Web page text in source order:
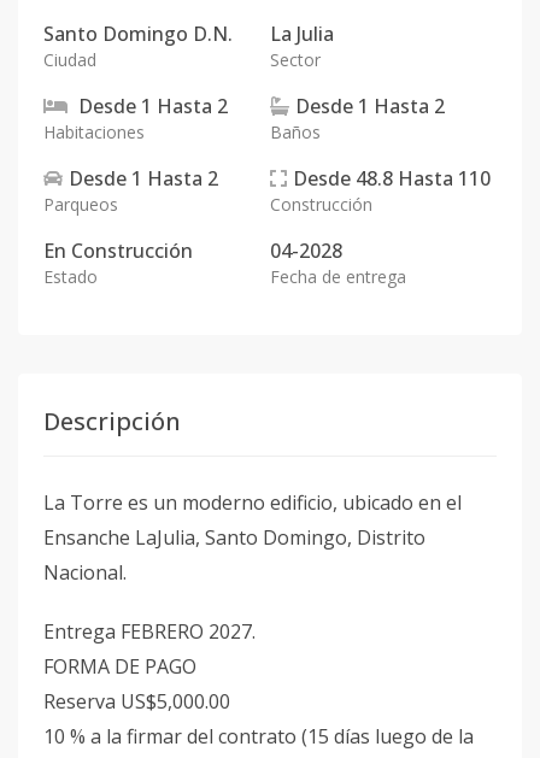
Santo Domingo D.N.
Ciudad
La Julia
Sector
Desde 1 Hasta 2
Habitaciones
Desde 1 Hasta 2
Baños
Desde 1 Hasta 2
Parqueos
Desde 48.8 Hasta 110
Construcción
En Construcción
Estado
04-2028
Fecha de entrega
Descripción
La Torre es un moderno edificio, ubicado en el
Ensanche LaJulia, Santo Domingo, Distrito
Nacional.
Entrega FEBRERO 2027.
FORMA DE PAGO
Reserva US$5,000.00
10 % a la firmar del contrato (15 días luego de la